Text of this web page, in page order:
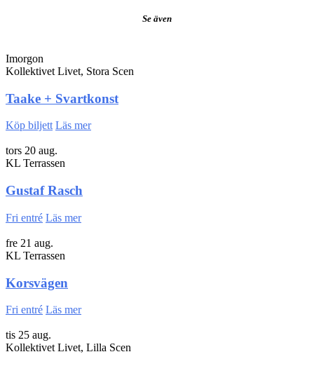
Se även
Imorgon
Kollektivet Livet, Stora Scen
Taake + Svartkonst
Köp biljett Läs mer
tors 20 aug.
KL Terrassen
Gustaf Rasch
Fri entré Läs mer
fre 21 aug.
KL Terrassen
Korsvägen
Fri entré Läs mer
tis 25 aug.
Kollektivet Livet, Lilla Scen